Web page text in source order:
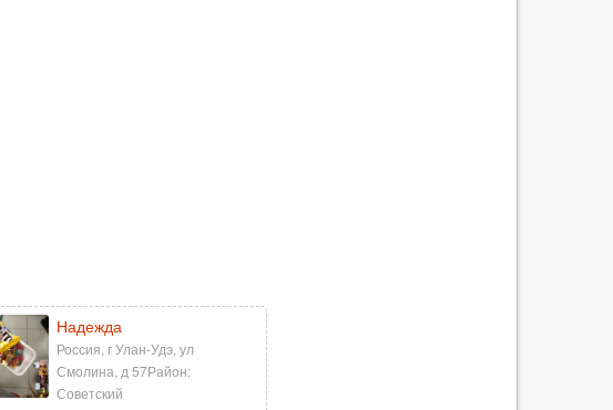
Надежда
Россия, г Улан-Удэ, ул
Смолина, д 57Район:
Советский